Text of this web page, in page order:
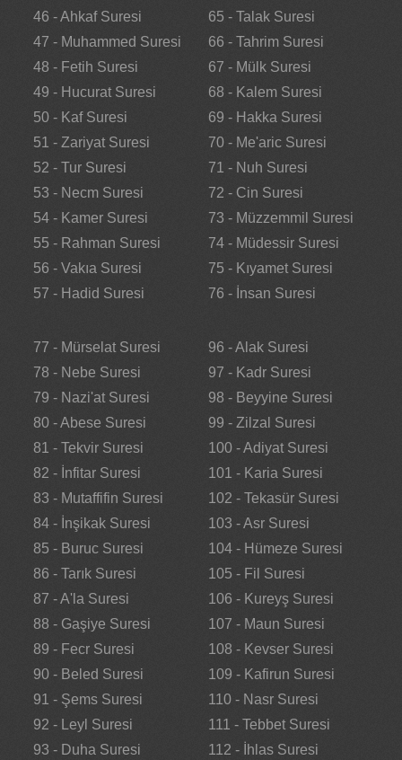
46 - Ahkaf Suresi
47 - Muhammed Suresi
48 - Fetih Suresi
49 - Hucurat Suresi
50 - Kaf Suresi
51 - Zariyat Suresi
52 - Tur Suresi
53 - Necm Suresi
54 - Kamer Suresi
55 - Rahman Suresi
56 - Vakıa Suresi
57 - Hadid Suresi
65 - Talak Suresi
66 - Tahrim Suresi
67 - Mülk Suresi
68 - Kalem Suresi
69 - Hakka Suresi
70 - Me'aric Suresi
71 - Nuh Suresi
72 - Cin Suresi
73 - Müzzemmil Suresi
74 - Müdessir Suresi
75 - Kıyamet Suresi
76 - İnsan Suresi
77 - Mürselat Suresi
78 - Nebe Suresi
79 - Nazi'at Suresi
80 - Abese Suresi
81 - Tekvir Suresi
82 - İnfitar Suresi
83 - Mutaffifin Suresi
84 - İnşikak Suresi
85 - Buruc Suresi
86 - Tarık Suresi
87 - A'la Suresi
88 - Gaşiye Suresi
89 - Fecr Suresi
90 - Beled Suresi
91 - Şems Suresi
92 - Leyl Suresi
93 - Duha Suresi
96 - Alak Suresi
97 - Kadr Suresi
98 - Beyyine Suresi
99 - Zilzal Suresi
100 - Adiyat Suresi
101 - Karia Suresi
102 - Tekasür Suresi
103 - Asr Suresi
104 - Hümeze Suresi
105 - Fil Suresi
106 - Kureyş Suresi
107 - Maun Suresi
108 - Kevser Suresi
109 - Kafirun Suresi
110 - Nasr Suresi
111 - Tebbet Suresi
112 - İhlas Suresi